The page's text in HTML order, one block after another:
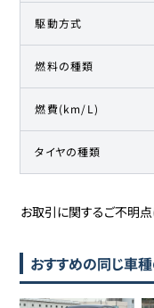
駆動方式
燃料の種類
燃費(km/L)
タイヤの種類
お取引に関するご不明点
おすすめの同じ車